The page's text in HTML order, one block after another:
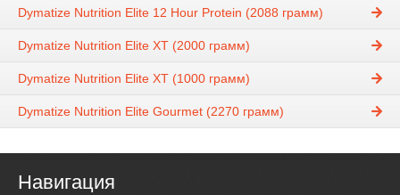
Dymatize Nutrition Elite 12 Hour Protein (2088 грамм)
Dymatize Nutrition Elite XT (2000 грамм)
Dymatize Nutrition Elite XT (1000 грамм)
Dymatize Nutrition Elite Gourmet (2270 грамм)
Навигация